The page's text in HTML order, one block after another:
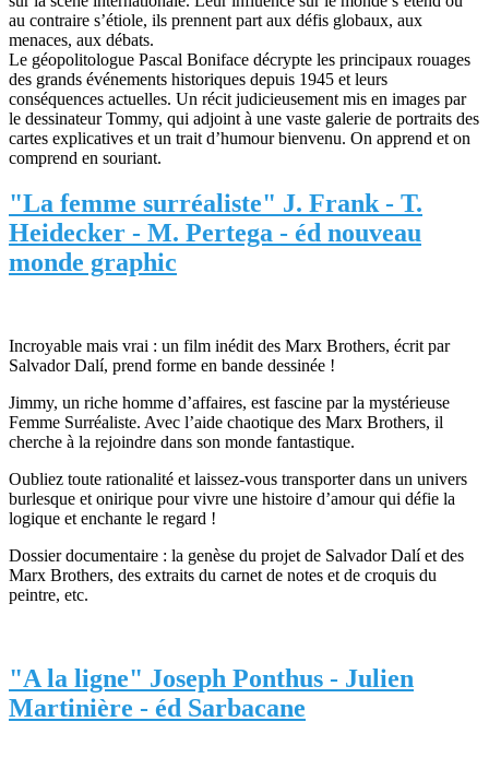
au contraire s’étiole, ils prennent part aux défis globaux, aux
menaces, aux débats.
Le géopolitologue Pascal Boniface décrypte les principaux rouages
des grands événements historiques depuis 1945 et leurs
conséquences actuelles. Un récit judicieusement mis en images par
le dessinateur Tommy, qui adjoint à une vaste galerie de portraits des
cartes explicatives et un trait d’humour bienvenu. On apprend et on
comprend en souriant.
"La femme surréaliste" J. Frank - T.
Heidecker - M. Pertega - éd nouveau
monde graphic
Incroyable mais vrai : un film inédit des Marx Brothers, écrit par
Salvador Dalí, prend forme en bande dessinée !
Jimmy, un riche homme d’affaires, est fascine par la mystérieuse
Femme Surréaliste. Avec l’aide chaotique des Marx Brothers, il
cherche à la rejoindre dans son monde fantastique.
Oubliez toute rationalité et laissez-vous transporter dans un univers
burlesque et onirique pour vivre une histoire d’amour qui défie la
logique et enchante le regard !
Dossier documentaire : la genèse du projet de Salvador Dalí et des
Marx Brothers, des extraits du carnet de notes et de croquis du
peintre, etc.
"A la ligne" Joseph Ponthus - Julien
Martinière - éd Sarbacane